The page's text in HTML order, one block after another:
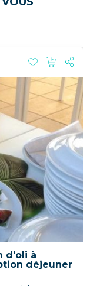
d'oli à
déjeuner